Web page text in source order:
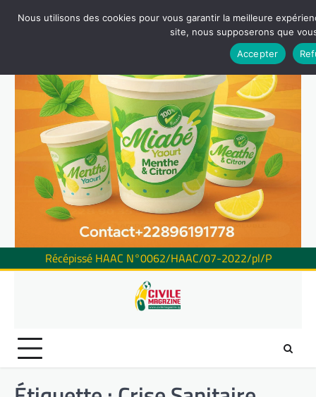
Récépissé HAAC N°0062/HAAC/07-2022/pl/P
Nous utilisons des cookies pour vous garantir la meilleure
site, nous supposerons que
Accepter